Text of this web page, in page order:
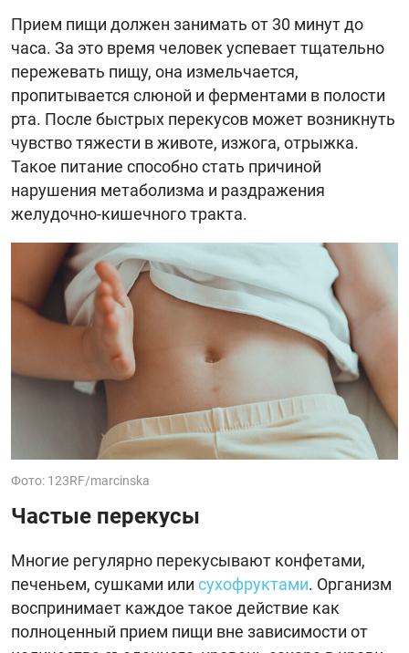
Прием пищи должен занимать от 30 минут до
часа. За это время человек успевает тщательно
пережевать пищу, она измельчается,
пропитывается слюной и ферментами в полости
рта. После быстрых перекусов может возникнуть
чувство тяжести в животе, изжога, отрыжка.
Такое питание способно стать причиной
нарушения метаболизма и раздражения
желудочно-кишечного тракта.
Фото: 123RF/marcinska
Частые перекусы
Многие регулярно перекусывают конфетами,
печеньем, сушками или сухофруктами. Организм
воспринимает каждое такое действие как
полноценный прием пищи вне зависимости от